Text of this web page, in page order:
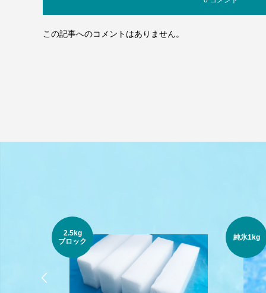
この記事へのコメントはありません。
2.5kg
ブロック
純氷1kg